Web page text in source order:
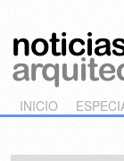
Main menu
Skip to primary
Skip to secondary
INICIO